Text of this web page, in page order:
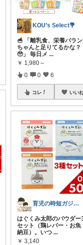
KOU’s Select💐
🥣 「離乳食、栄養バラ
ちゃんと足りてるかな？
🥹」 毎日メ ...
￥ 1,980～
0 0 6
コレ いい
育児の時短ガジェット
はぐくみ太郎のパウダー
セット（鶏レバー・お魚
納豆）。いつ ...
￥ 3,140